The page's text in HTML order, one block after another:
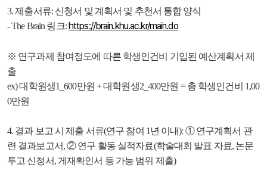
3. 제출서류: 신청서 및 계획서 및 추천서 통합 양식
- The Brain 링크: https://brain.khu.ac.kr/main.do
※ 연구과제 참여정도에 따른 학생인건비 기입된 예산계획서 제
출
ex) 대학원생1_600만원 + 대학원생2_400만원 = 총 학생인건비 1,00
0만원
4. 결과 보고 시 제출 서류(연구 참여 1년 이내): ① 연구계획서 관
련 결과보고서, ② 연구 활동 실적자료(학술대회 발표 자료, 논문
투고 신청서, 게재확인서 등 가능 범위 제출)